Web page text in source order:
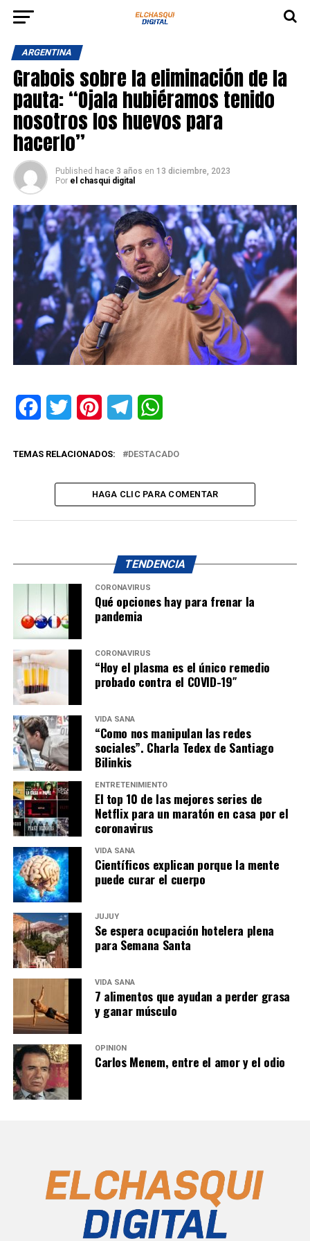
ARGENTINA
Grabois sobre la eliminación de la
pauta: “Ojala hubiéramos tenido
nosotros los huevos para
hacerlo”
Published hace 3 años en 13 diciembre, 2023
Por el chasqui digital
FacebookTwitter PinterestTelegram
TEMAS RELACIONADOS: DESTACADO
HAGA CLIC PARA COMENTAR
TENDENCIA
CORONAVIRUS
Qué opciones hay para frenar la
pandemia
CORONAVIRUS
“Hoy el plasma es el único remedio
probado contra el COVID-19″
VIDA SANA
“Como nos manipulan las redes
sociales”. Charla Tedex de Santiago
Bilinkis
ENTRETENIMIENTO
El top 10 de las mejores series de
Netflix para un maratón en casa por el
coronavirus
VIDA SANA
Científicos explican porque la mente
puede curar el cuerpo
JUJUY
Se espera ocupación hotelera plena
para Semana Santa
VIDA SANA
7 alimentos que ayudan a perder grasa
y ganar músculo
OPINIÓN
Carlos Menem, entre el amor y el odio